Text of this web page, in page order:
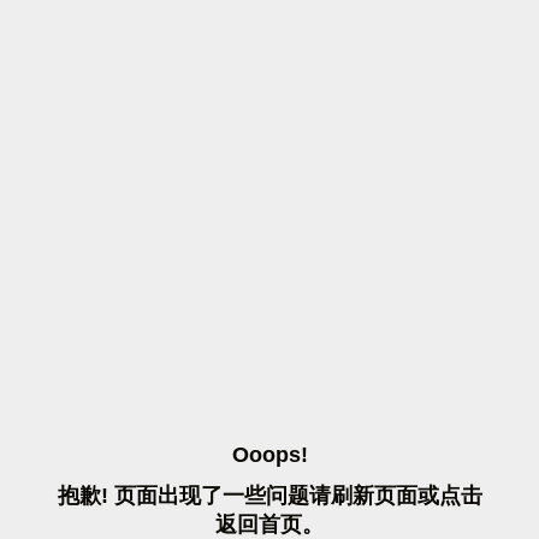
OOOPS!
抱歉! 页面出现了一些问题请刷 新页面或点击
返 回首页。